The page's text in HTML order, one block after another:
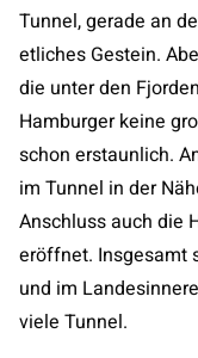
Tunnel, gerade an
etliches Gestein.
die unter den
Hamburger keine
schon erstaunlich.
im Tunnel in der
Anschluss auch die
eröffnet. Insgesamt
und im
viele Tunnel.